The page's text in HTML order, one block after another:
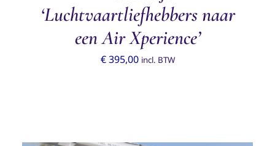
‘Luchtvaartliefhebbers naar
een Air Xperience’
€395,00 incl. BTW